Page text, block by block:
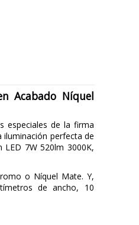
Acabado Níquel
especiales de la firma
iluminación perfecta de
7W 520lm 3000K,
o Níquel Mate. Y,
de ancho, 10